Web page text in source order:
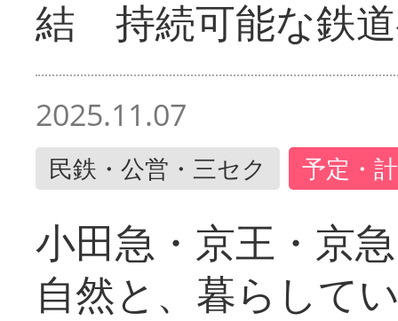
結 持続可能な鉄
2025.11.07
民鉄・公営・三セク 予定・
小田急・京王・京
自然と、暮らして